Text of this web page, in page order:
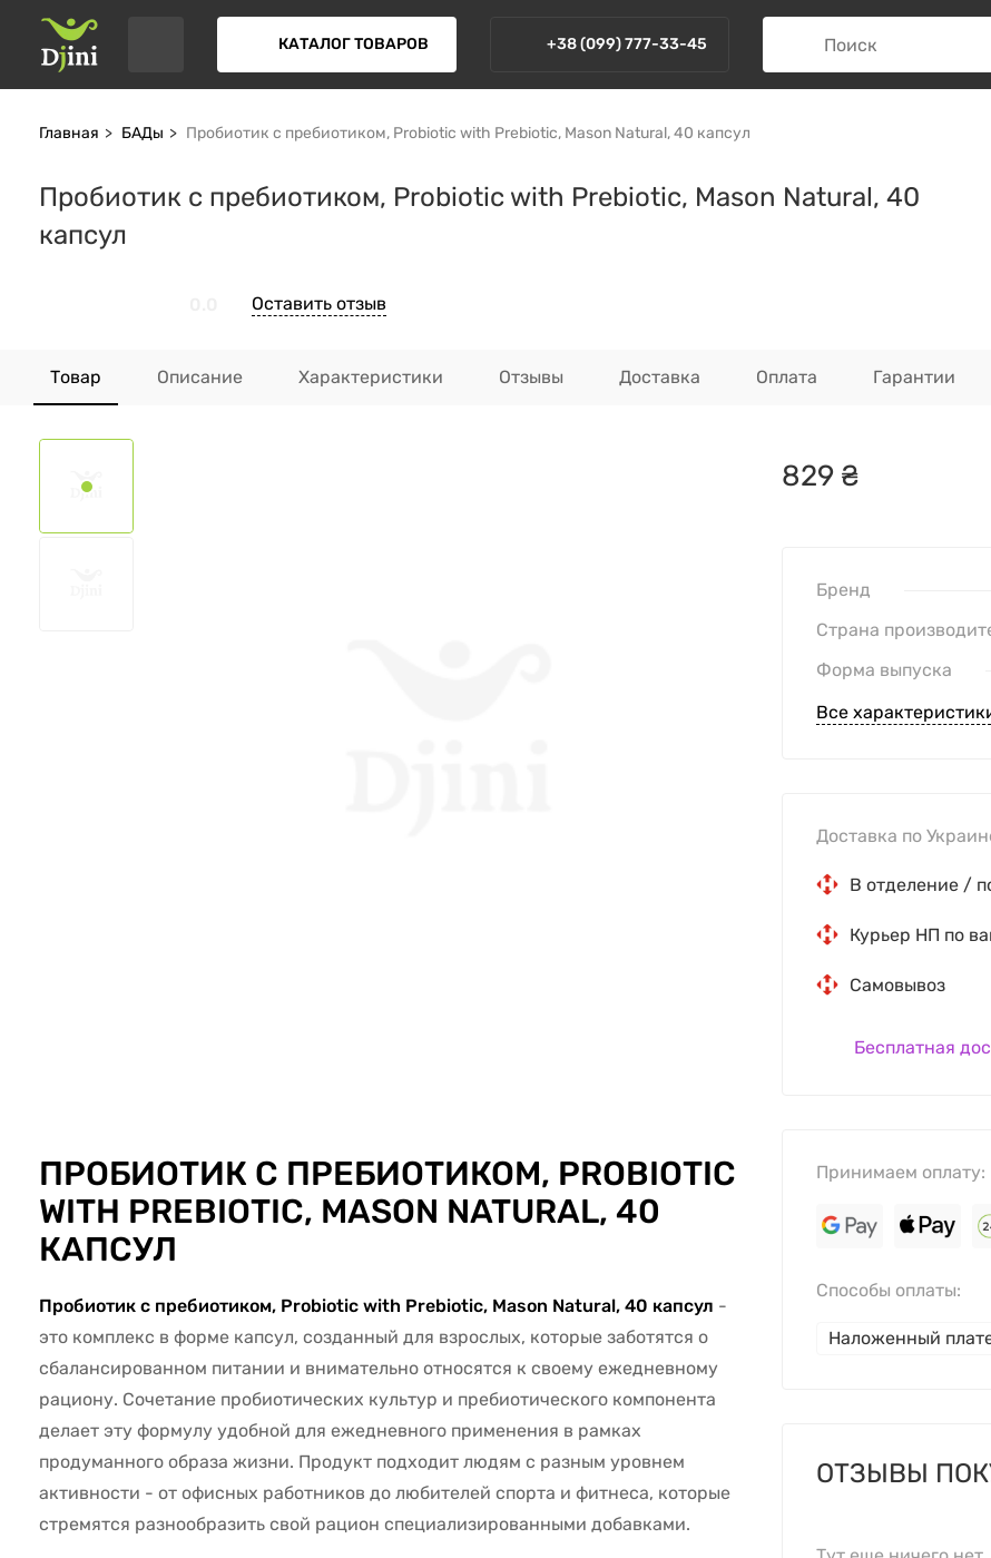
КАТАЛОГ ТОВАРОВ +38 (099) 777-33-45
Главная БАДы Пробиотик с пребиотиком, Probiotic with Prebiotic, Mason Natural, 40 капсул
Пробиотик с пребиотиком, Probiotic with Prebiotic, Mason Natural, 40
капсул
Оставить отзыв
Товар Описание Характеристики Отзывы Доставка Оплата Гарантии
ПРОБИОТИК С ПРЕБИОТИКОМ, PROBIOTIC
WITH PREBIOTIC, MASON NATURAL, 40
КАПСУЛ
Пробиотик с пребиотиком, Probiotic with Prebiotic, Mason Natural, 40 капсул -
это комплекс в форме капсул, созданный для взрослых, которые заботятся о
сбалансированном питании и внимательно относятся к своему ежедневному
рациону. Сочетание пробиотических культур и пребиотического компонента
делает эту формулу удобной для ежедневного применения в рамках
продуманного образа жизни. Продукт подходит людям с разным уровнем
активности - от офисных работников до любителей спорта и фитнеса, которые
стремятся разнообразить свой рацион специализированными добавками.
829 ₴
Доставка по
В отделение /
Курьер НП по
Самовывоз
Бесплатная
Принимаем оплату:
Способы оплаты:
Наложенный
Бренд
Страна
Форма выпуска
Все
ОТЗЫВЫ